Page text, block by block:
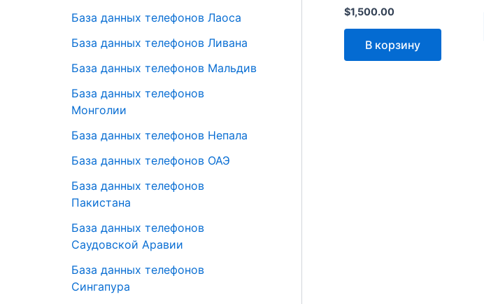
База данных телефонов Лаоса
База данных телефонов Ливана
База данных телефонов Мальдив
База данных телефонов
Монголии
База данных телефонов Непала
База данных телефонов ОАЭ
База данных телефонов
Пакистана
База данных телефонов
Саудовской Аравии
База данных телефонов
Сингапура
$1,500.00
В корзину